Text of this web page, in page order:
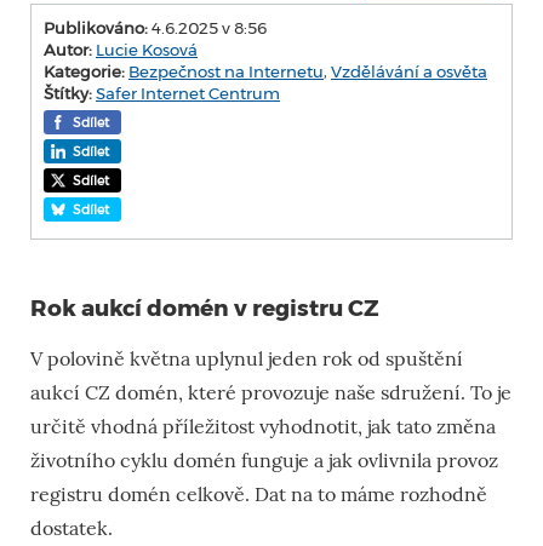
Publikováno:4.6.2025 v 8:56
Autor: Lucie Kosová
Kategorie: Bezpečnost na Internetu, Vzdělávání a osvěta
Štítky:Safer Internet Centrum
Sdílet
Sdílet
Sdílet
Sdílet
Rok aukcí domén v registru CZ
V polovině května uplynul jeden rok od spuštění
aukcí CZ domén, které provozuje naše sdružení. To je
určitě vhodná příležitost vyhodnotit, jak tato změna
životního cyklu domén funguje a jak ovlivnila provoz
registru domén celkově. Dat na to máme rozhodně
dostatek.